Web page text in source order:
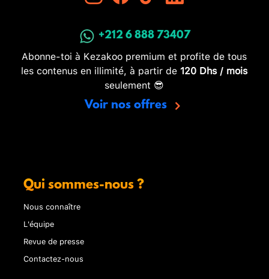
+212 6 888 73407
Abonne-toi à Kezakoo premium et profite de tous
les contenus en illimité, à partir de 120 Dhs / mois
seulement 😎
Voir nos offres
Qui sommes-nous ?
Nous connaître
L'équipe
Revue de presse
Contactez-nous